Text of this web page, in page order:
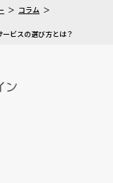
コラム
ビスの選び方とは？